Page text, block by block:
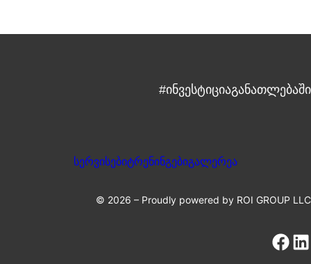
#ინვესტიციაგანათლებაში
სერვისებიტრენინგებიგალერეა
© 2026 – Proudly powered by ROI GROUP LLC
Facebook LinkedIn